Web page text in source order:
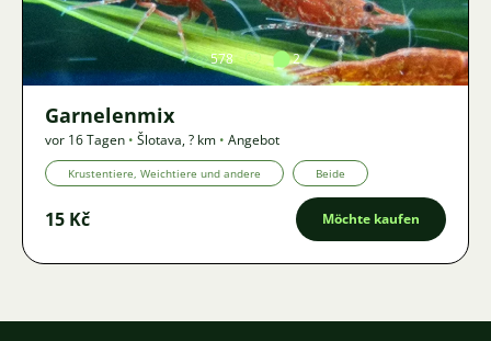
578 2
Garnelenmix
vor 16 Tagen • Šlotava,? km • Angebot
Krustentiere, Weichtiere und andere Beide
15 Kč Möchte kaufen